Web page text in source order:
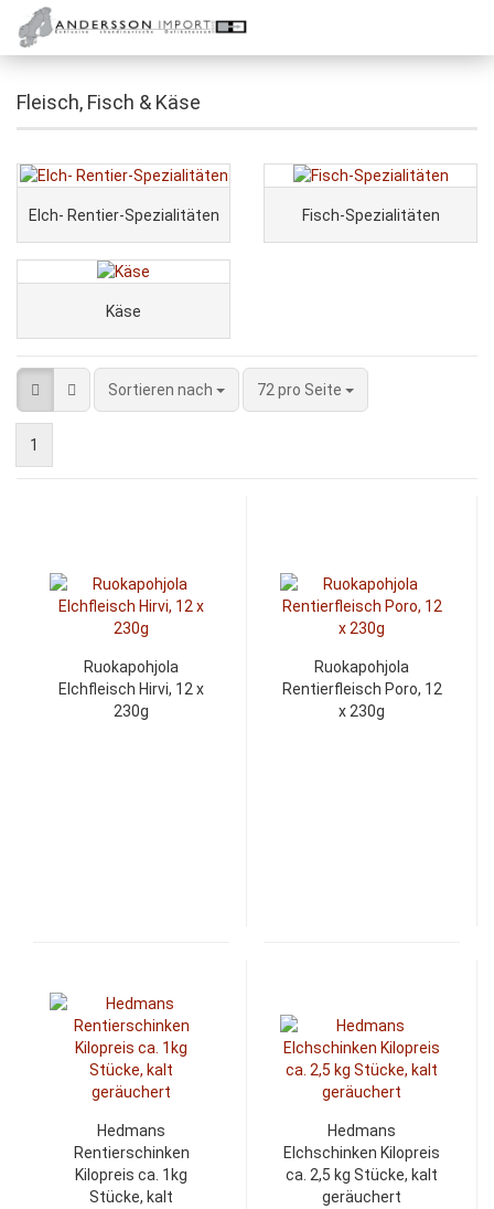
Fleisch, Fisch & Käse
Elch- Rentier-Spezialitäten Fisch-Spezialitäten
Käse
Sortieren nach 72 pro Seite
1
Ruokapohjola
Elchfleisch Hirvi, 12 x
230g
Ruokapohjola
Rentierfleisch Poro, 12
x 230g
Hedmans
Rentierschinken
Kilopreis ca. 1kg
Stücke, kalt
Hedmans
Elchschinken Kilopreis
ca. 2,5 kg Stücke, kalt
geräuchert